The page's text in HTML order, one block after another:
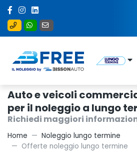
Auto e veicoli
per il noleggio a lungo
Richiedi maggiori
Home
Noleggio lungo termine
Offerte noleggio lungo termine